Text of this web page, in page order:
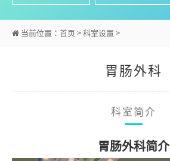
当前位置： 首页 > 科室设置 >
胃肠外科
科室简介
胃肠外科简介